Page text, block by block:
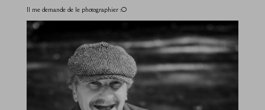
Il me demande de le photographier :O